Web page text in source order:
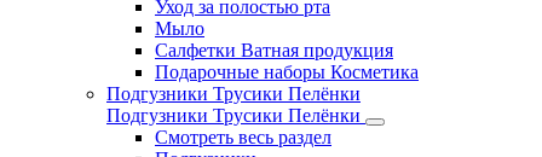
Уход за полостью рта
Мыло
Салфетки Ватная продукция
Подарочные наборы Косметика
Подгузники Трусики Пелёнки
Подгузники Трусики Пелёнки
Смотреть весь раздел